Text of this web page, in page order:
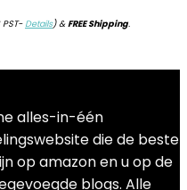
Details)&FREE Shipping.
alles-in-één
die de beste
op amazon en u op de
blogs. Alle